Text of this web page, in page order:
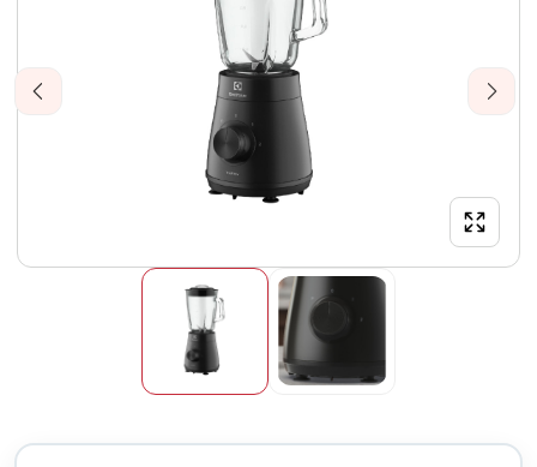
Previous Next